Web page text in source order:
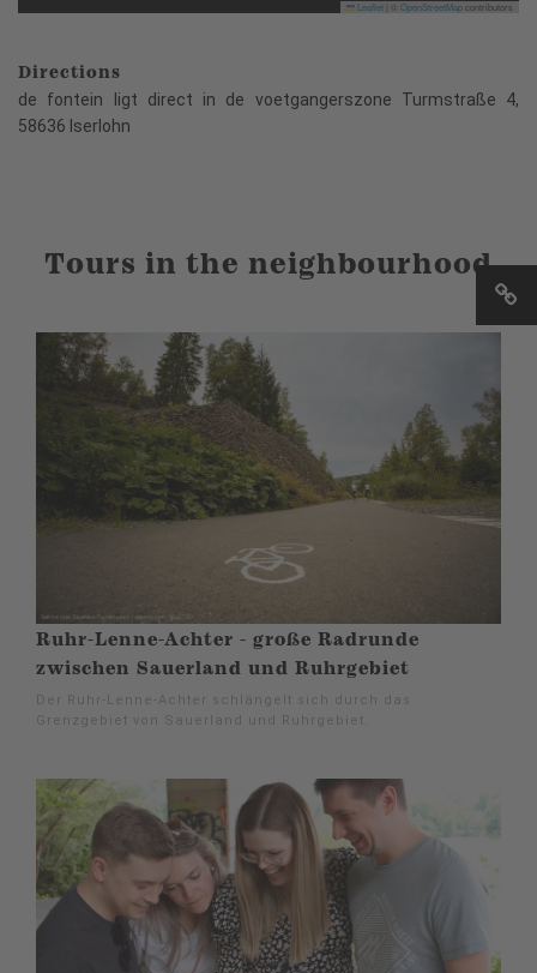
Leaflet OpenStreetMapcontributors
Directions
de fontein ligt direct in de voetgangerszone Turmstraße 4,
58636 Iserlohn
Tours in the neighbourhood
Ruhr-Lenne-Achter - große Radrunde
zwischen Sauerland und Ruhrgebiet
Der Ruhr-Lenne-Achter schlängelt sich durch das
Grenzgebiet von Sauerland und Ruhrgebiet.